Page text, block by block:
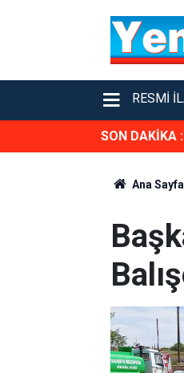
RESMI
SON DAKİKA :
Ana Sayfa